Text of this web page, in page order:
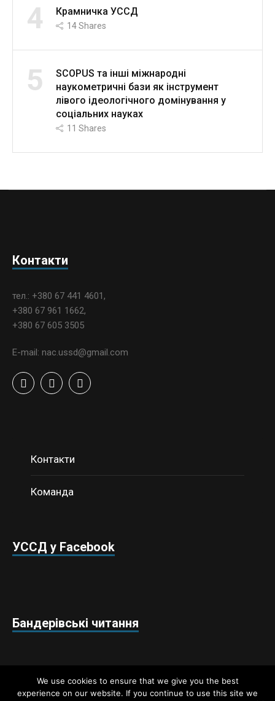
4 Крамничка УССД
14Shares
5
SCOPUS та інші міжнародні
наукометричні бази як інструмент
лівого ідеологічного домінування у
соціальних науках
11 Shares
Контакти
тел.: +380 67 441 4601,
+380 67 961 1662,
+380 67 605 3505
E-mail: nac.ussd@gmail.com
Контакти
Команда
УССД у Facebook
Бандерівські читання
We use cookies to ensure that we give you the best
experience on our website. If you continue to use this site we